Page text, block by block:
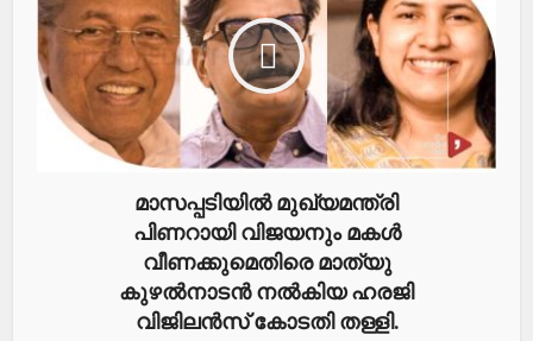
മാസപ്പടിയിൽ മുഖ്യമന്ത്രി
പിണറായി വിജയനും മകൾ
വീണക്കുമെതിരെ മാത്യു
കുഴൽനാടന്‍ നൽകിയ ഹരജി
വിജിലൻസ് കോടതി തള്ളി.